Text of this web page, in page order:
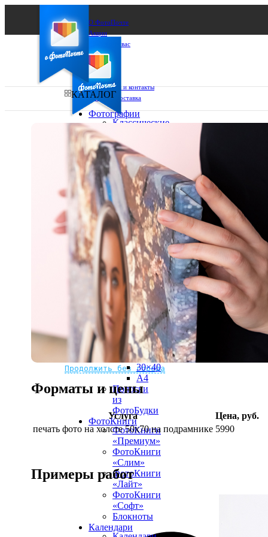
О ФотоПочте
Акции
Сделаем за вас
Бизнесу
FAQ
Франшиза
Поддержка и контакты
Оплата и доставка
Ваш город:
Ваш регион доставки
Выберите из списка:
Не нашли Ваш город?
Мы доставляем по всему миру
Продолжить без города
КАТАЛОГ
Фотографии
Классические
10х15
13х18
15х15
15х20
20х20
20х30
30х30
30х40
А4
Фото
рамке
10х10
10×15
13×18
15×15
15×20
20×20
20×30
30×30
30×40
A4
Полоски
из
ФотоБудки
ФотоКниги
ФотоКниги
«Премиум»
ФотоКниги
«Слим»
ФотоКниги
«Лайт»
ФотоКниги
«Софт»
Блокноты
Календари
Форматы и цены
Услуга
Цена, руб.
печать фото на холсте 50х70 на подрамнике 5990
Примеры работ